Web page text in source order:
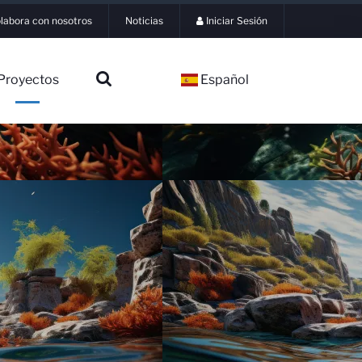
con nosotros Noticias Iniciar Sesión
Español
▼